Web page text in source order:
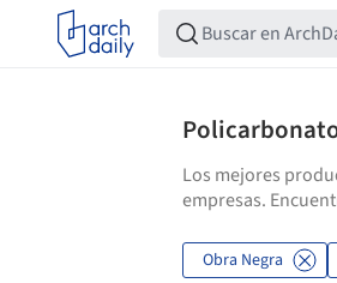
Los mejores
empresas.
Obra Negra